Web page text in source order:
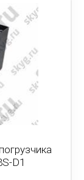
D1